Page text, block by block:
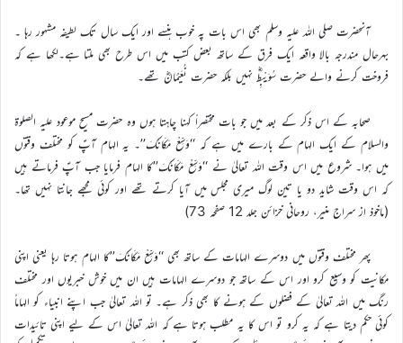
آنحضرت صلی اللہ علیہ وسلم بھی اس بات پہ خوب ہنسے اور ایک سال تک لطیفہ مشہور رہا ۔
بہرحال مندرجہ بالا واقعہ ایک فرق کے ساتھ بعض کتب میں اس طرح بھی ملتا ہے۔لکھا ہے کہ
فروخت کرنے والے حضرت سُوَیْبِطْؓ نہیں بلکہ حضرت نُعَیْمَانؓ تھے۔
صحابہ کے اس ذکر کے بعد میں جو بات مختصراً کہنا چاہتا ہوں وہ حضرت مسیح موعود علیہ الصلوۃ
والسلام کے ایک الہام کے بارے میں ہے کہ ‘‘وَسِّعْ مَکَانَکَ’’۔ یہ الہام آپؑ کو مختلف وقتوں
میں ہوا۔ شروع میں اس وقت اللہ تعالیٰ نے ‘‘وَسِّعْ مَکَانَکَ’’کا الہام فرمایا جب آپؑ فرماتے ہیں
کہ اس وقت شاید دو یا تین لوگ میری مجلس میں آیا کرتے تھے اور کوئی مجھے جانتا نہیں تھا۔
(ماخوذ از سراج منیر، روحانی خزائن جلد 12 صفحہ 73)
پھر مختلف وقتوں میں دوسرے الہامات کے ساتھ بھی ‘‘وَسِّعْ مَکَانَکَ’’کا الہام ہوتا رہا یعنی اپنی
مکانیت کو وسیع کرو اور اس کے ساتھ جو دوسرے الہامات ہیں ان میں خوش خبریوں اور مختلف
رنگ میں اللہ تعالیٰ کے فضلوں کے ہونے کا بھی ذکر ہے۔ تو اللہ تعالیٰ جب اپنے انبیاء کو الہاماً
کوئی حکم دیتا ہے کہ یہ کرو تو اس کا یہ مطلب ہوتا ہے کہ اللہ تعالیٰ اس کے لیے اپنی تائیدات